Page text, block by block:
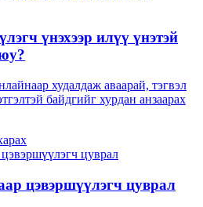
үнэхээр илүү үнэтэй
худалдаж аваарай, тэгвэл
байдгийг хурдан анзаарах
цэвэршүүлэгч цуврал